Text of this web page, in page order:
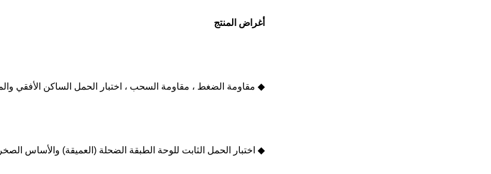
أغراض المنتج
◆ مقاومة الضغط ، مقاومة السحب ، اختبار الحمل الساكن الأفقي
◆ اختبار الحمل الثابت للوحة الطبقة الضحلة (العميقة) والأساس